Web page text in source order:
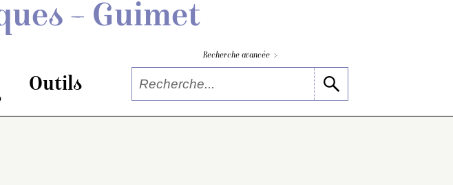
– Guimet
Outils
Recherche avancée >